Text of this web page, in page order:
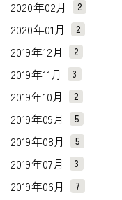
2020年02月 2
2020年01月 2
2019年12月 2
2019年11月 3
2019年10月 2
2019年09月 5
2019年08月 5
2019年07月 3
2019年06月 7